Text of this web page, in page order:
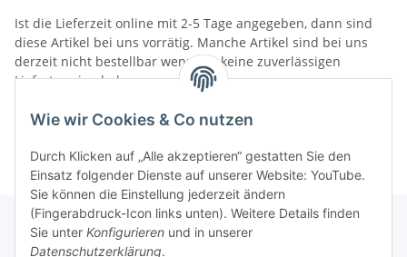
Wie wir Cookies & Co nutzen
Durch Klicken auf „Alle akzeptieren“ gestatten Sie den
Einsatz folgender Dienste auf unserer Website: YouTube.
Sie können die Einstellung jederzeit ändern
(Fingerabdruck-Icon links unten). Weitere Details finden
Sie unter Konfigurieren und in unserer
Datenschutzerklärung.
Ist die Lieferzeit online mit 2-5 Tage angegeben, dann sind
diese Artikel bei uns vorrätig. Manche Artikel sind bei uns
derzeit nicht bestellbar wenn wir keine zuverlässigen
Liefertermine haben.
Informationen